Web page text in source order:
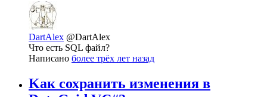
DartAlex @DartAlex
Что есть SQL файл?
Написано более трёх лет назад
Kак сохранить изменения в